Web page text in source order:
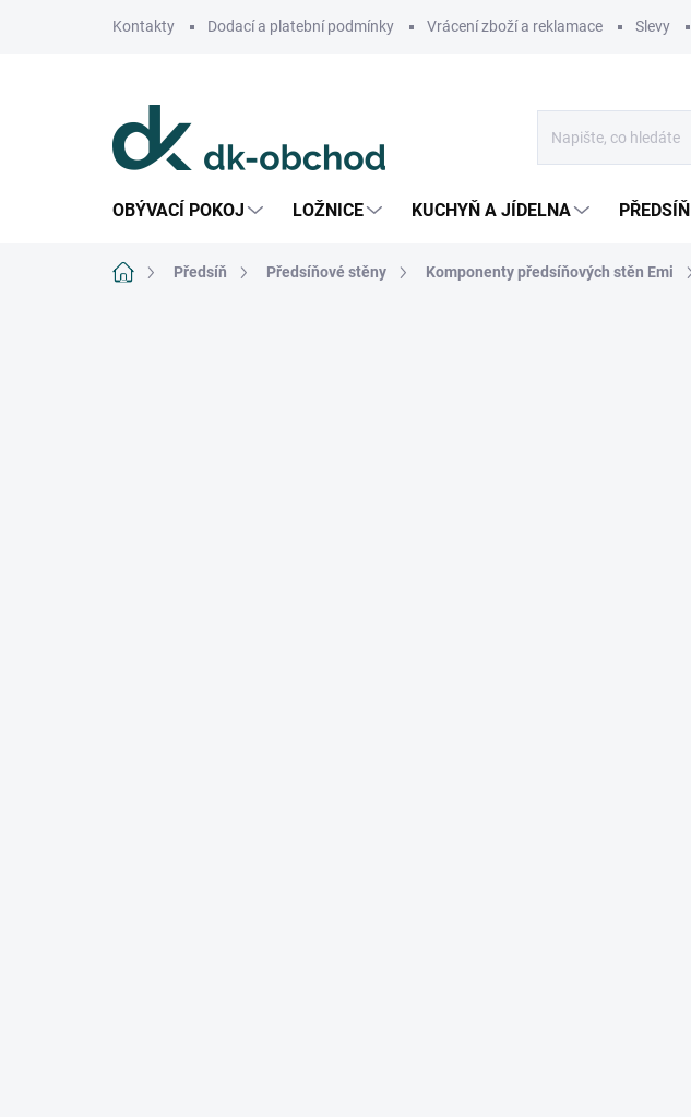
Kontakty Dodací a platební podmínky Vrácení zboží a reklamace Slevy
OBÝVACÍ POKOJ LOŽNICE KUCHYŇ A JÍDELNA PŘEDSÍŇ
Domů Předsíň Předsíňové stěny Komponenty předsíňových stěn Emi